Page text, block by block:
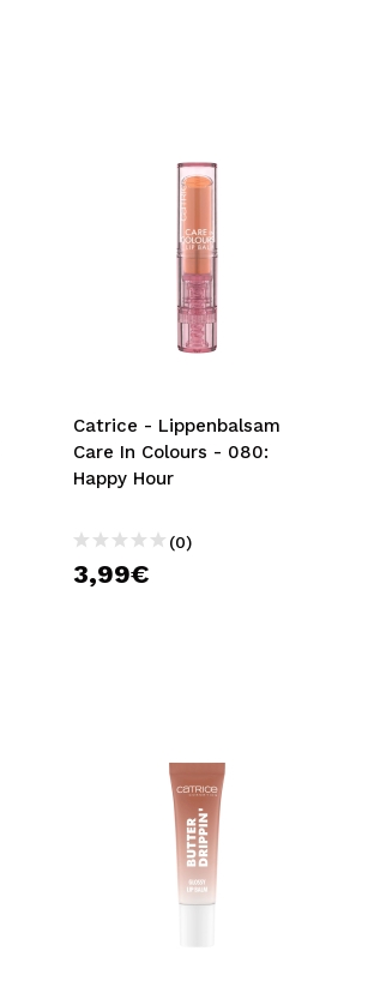
Catrice - Lippenbalsam
Care In Colours - 080:
Happy Hour
(0)
3,99€